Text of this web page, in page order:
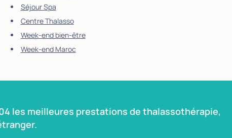
Séjour Spa
Centre Thalasso
Week-end bien-être
Week-end Maroc
les meilleures prestations de thalassothérapie,